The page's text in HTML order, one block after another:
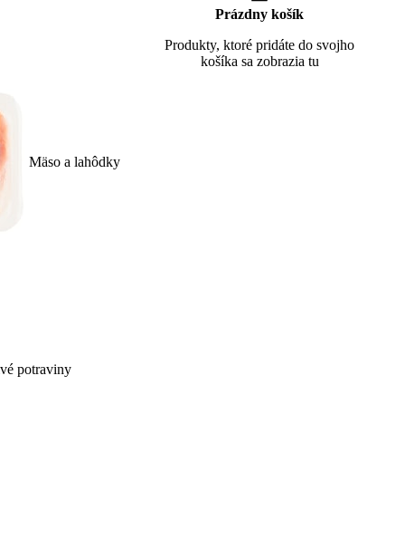
Mäso a lahôdky
potraviny
Prázdny košík
Produkty, ktoré pridáte do svojho
košíka sa zobrazia tu